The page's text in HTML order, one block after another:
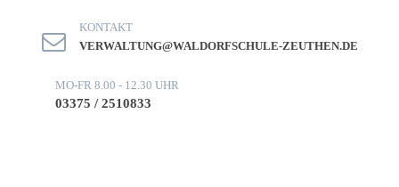
KONTAKT
VERWALTUNG@WALDORFSCHULE-ZEUTHEN.DE
MO-FR 8.00 - 12.30 UHR
03375 / 2510833